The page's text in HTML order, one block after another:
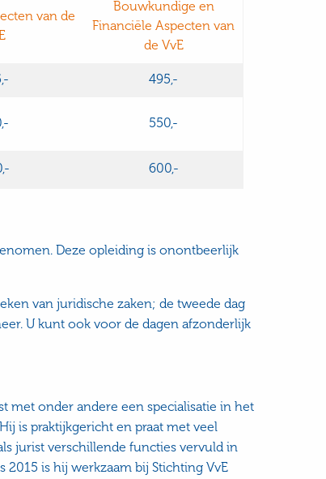
van de
Bouwkundige en
Financiële Aspecten van
de VvE
495,-
550,-
600,-
Deze opleiding is onontbeerlijk
van juridische zaken; de tweede dag
U kunt ook voor de dagen afzonderlijk
met onder andere een specialisatie in het
is praktijkgericht en praat met veel
jurist verschillende functies vervuld in
2015 is hij werkzaam bij Stichting VvE